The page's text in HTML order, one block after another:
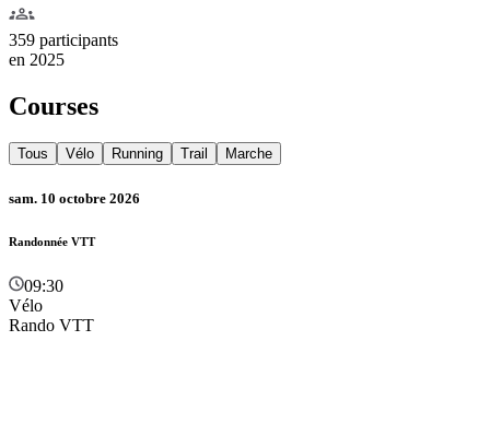
359 participants
en 2025
Courses
Tous Vélo Running Trail Marche
sam. 10 octobre 2026
Randonnée VTT
09:30
Vélo
Rando VTT